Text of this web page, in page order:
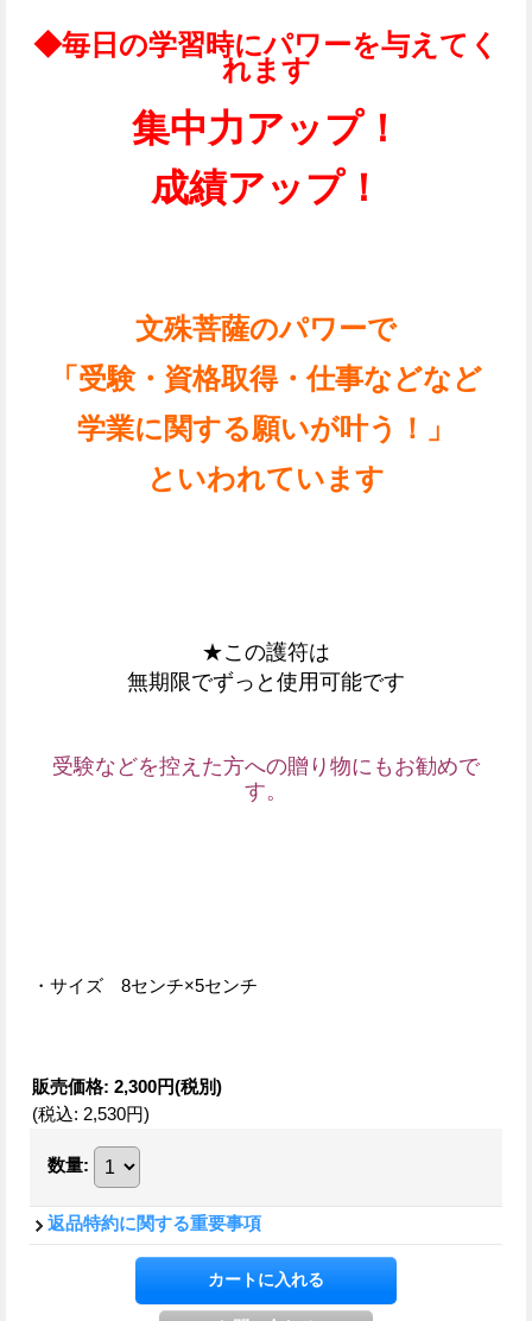
◆毎日の学習時にパワーを与えてく
れます
集中力アップ！
成績アップ！
文殊菩薩のパワーで
「受験・資格取得・仕事などなど
学業に関する願いが叶う！」
といわれています
★この護符は
無期限でずっと使用可能です
受験などを控えた方への贈り物にもお勧めで
す。
・サイズ 8センチ×5センチ
販売価格: 2,300円(税別)
(税込: 2,530円)
数量:
返品特約に関する重要事項